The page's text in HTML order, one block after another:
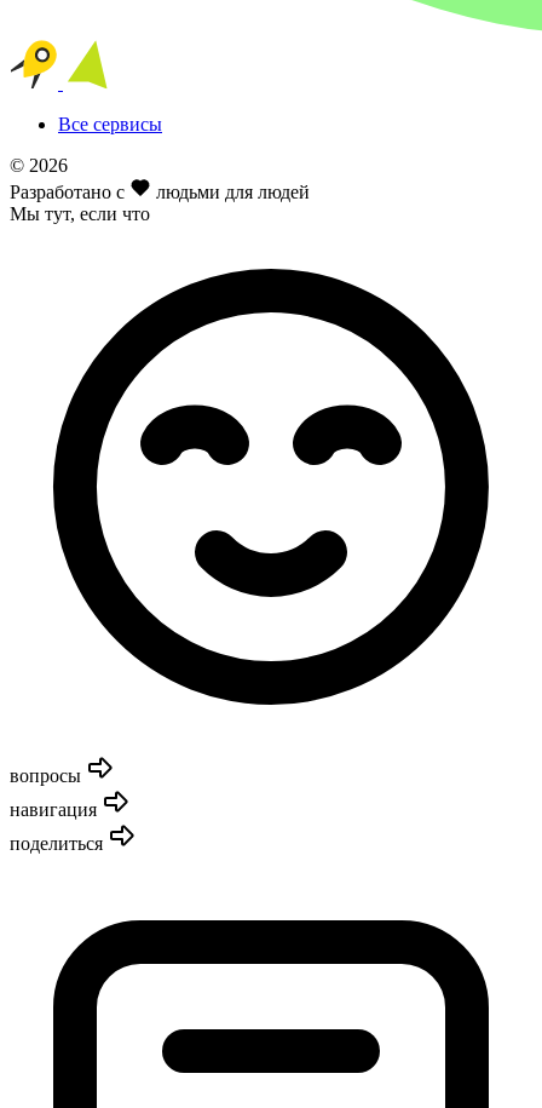
Все сервисы
© 2026
Разработано с
людьми для людей
Мы тут, если что
вопросы
навигация
поделиться